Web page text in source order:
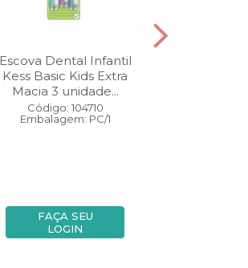
Escova Dental Infantil
Kess Basic Kids Extra
Macia 3 unidade...
Código: 104710
Embalagem: PC/1
FAÇA SEU
LOGIN